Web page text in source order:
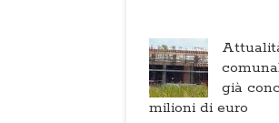
già
milioni di euro